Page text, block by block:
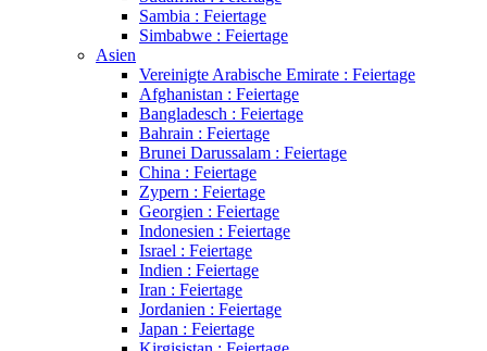
Sambia : Feiertage
Simbabwe : Feiertage
Asien
Vereinigte Arabische Emirate : Feiertage
Afghanistan : Feiertage
Bangladesch : Feiertage
Bahrain : Feiertage
Brunei Darussalam : Feiertage
China : Feiertage
Zypern : Feiertage
Georgien : Feiertage
Indonesien : Feiertage
Israel : Feiertage
Indien : Feiertage
Iran : Feiertage
Jordanien : Feiertage
Japan : Feiertage